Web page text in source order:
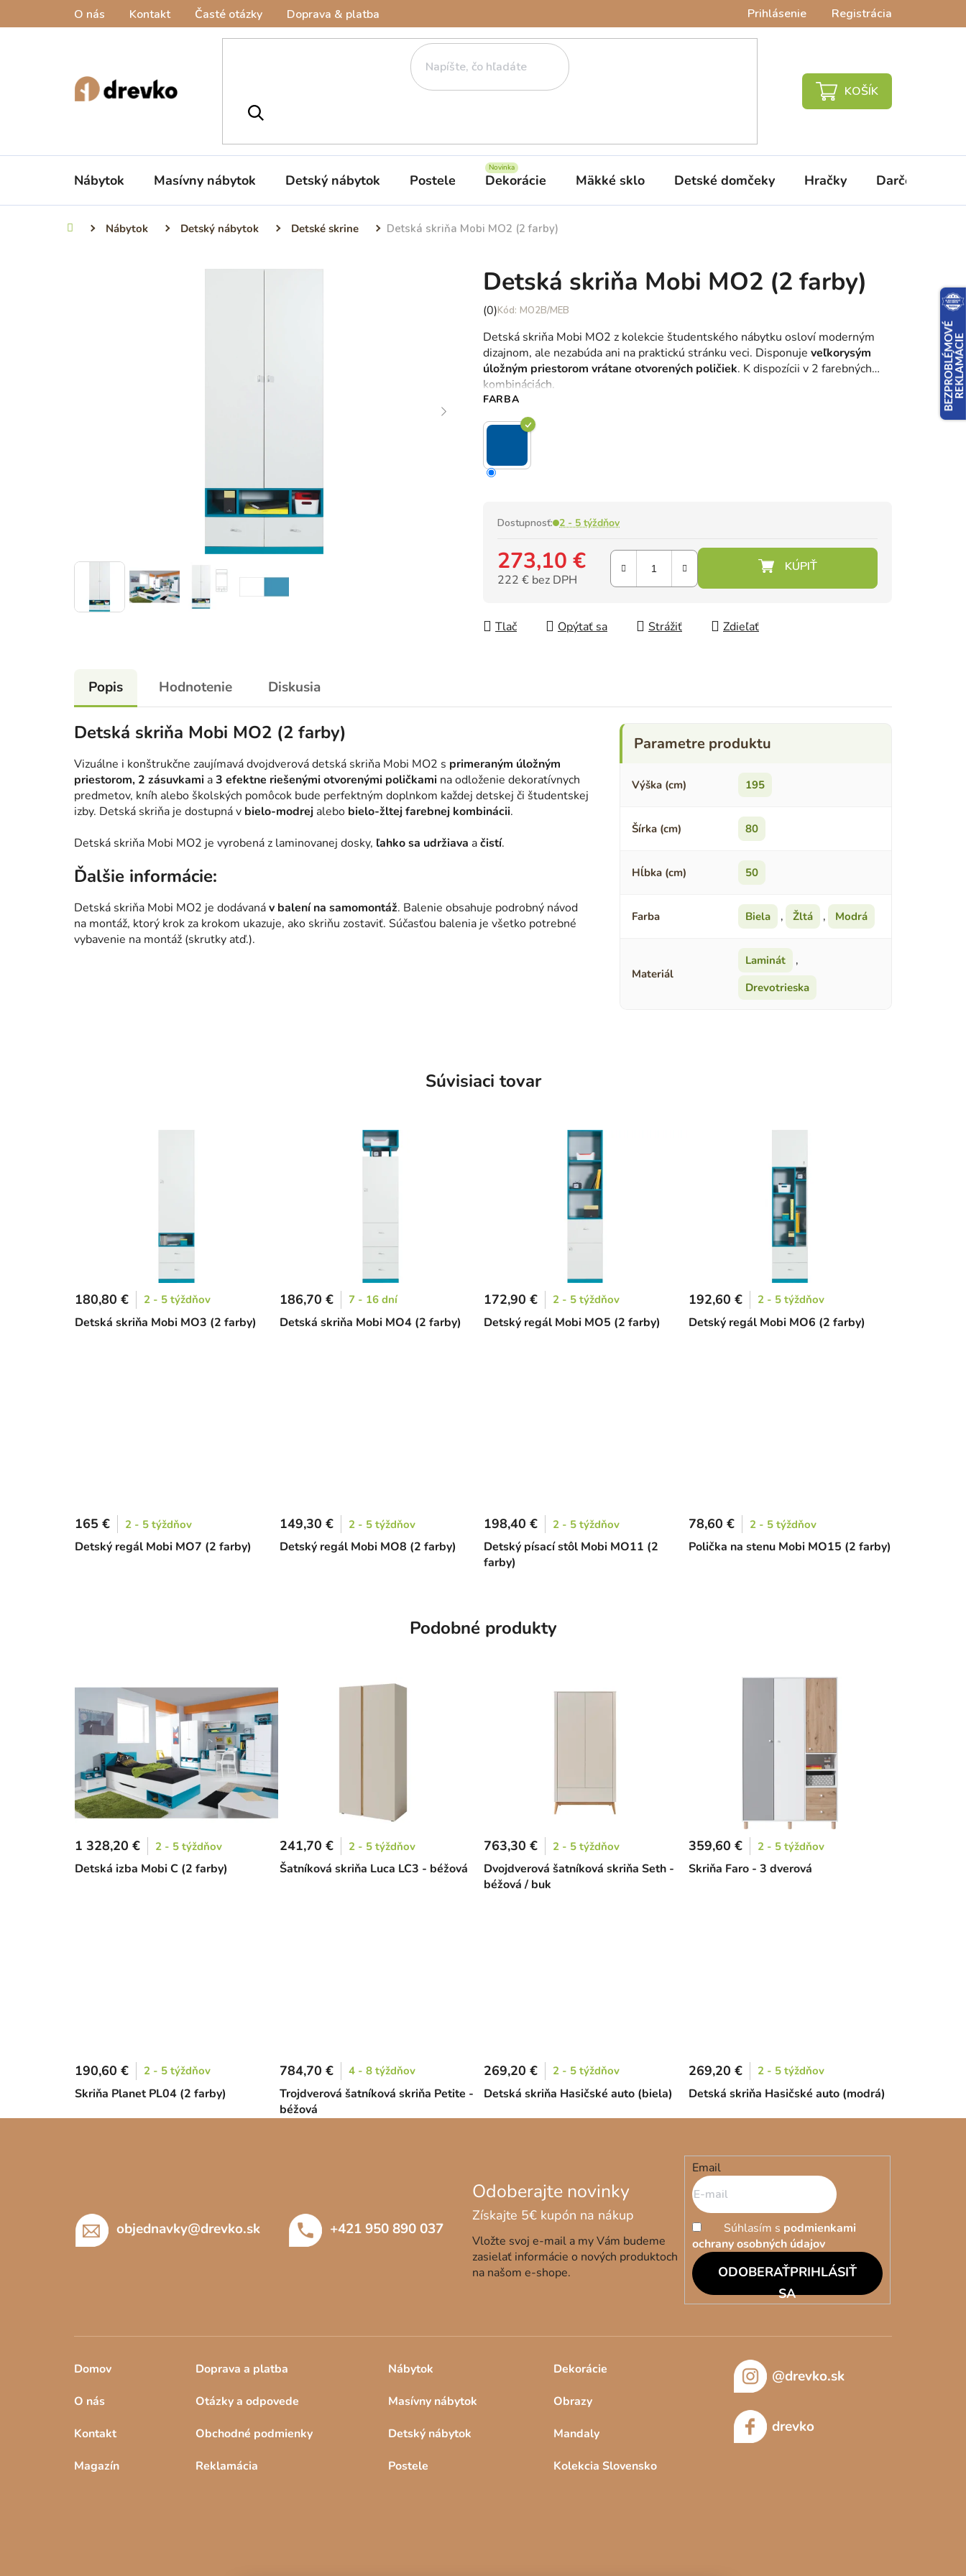
O nás Kontakt Časté otázky Doprava & platba Prihlásenie Registrácia
NÁKUPNÝ
Nábytok Masívny nábytok Detský nábytok Postele Dekorácie Mäkké sklo Detské domčeky Hračky Darčeky
Domov Nábytok Detský nábytok Detské skrine Detská skriňa Mobi MO2 (2 farby)
Detská skriňa Mobi MO2 (2 farby)
Priemerné
produktu
je
0,0
z
5
hviezdičiek.
(0) MO2B/MEB
Detská skriňa Mobi MO2 z kolekcie študentského nábytku osloví moderným
dizajnom, ale nezabúda ani na praktickú stránku veci. Disponuje veľkorysým
úložným priestorom vrátane otvorených poličiek. K dispozícii v 2 farebných
kombináciách.
FARBA
Dostupnosť: 2 - 5 týždňov
273,10 €
222 € bez DPH
Tlač
Opýtať sa Strážiť Zdieľať
Popis Hodnotenie Diskusia
Detská skriňa Mobi MO2 (2 farby)
Vizuálne i konštrukčne zaujímavá dvojdverová detská skriňa Mobi MO2 s primeraným úložným
priestorom, 2 zásuvkami a3 efektne riešenými otvorenými poličkami na odloženie dekoratívnych
predmetov, kníh alebo školských pomôcok bude perfektným doplnkom každej detskej či študentskej
izby. Detská skriňa je dostupná v bielo-modrej alebo bielo-žltej farebnej kombinácii.
Detská skriňa Mobi MO2 je vyrobená z laminovanej dosky, ľahko sa udržiava ačistí.
Ďalšie informácie:
Detská skriňa Mobi MO2 je dodávanáv balení na samomontáž. Balenie obsahuje podrobný návod
na montáž, ktorý krok za krokom ukazuje, ako skriňu zostaviť. Súčasťou balenia je všetko potrebné
vybavenie na montáž (skrutky atď.).
Výška (cm) 195
Šírka (cm) 80
Hĺbka (cm) 50
Farba Biela , Žltá , Modrá
Materiál
Laminát
,
Drevotrieska
Súvisiaci tovar
Detská skriňa Mobi MO3 (2 farby)
180,80 € 2 - 5 týždňov
Detská skriňa Mobi MO4 (2 farby)
186,70 € 7 - 16 dní
Detský regál Mobi MO5 (2 farby)
172,90 € 2 - 5 týždňov
Detský regál Mobi MO6 (2 farby)
192,60 € 2 - 5 týždňov
Detský regál Mobi MO7 (2 farby)
165 € 2 - 5 týždňov
Detský regál Mobi MO8 (2 farby)
149,30 € 2 - 5 týždňov
Detský písací stôl Mobi MO11 (2
farby)
198,40 € 2 - 5 týždňov
Polička na stenu Mobi MO15 (2 farby)
78,60 € 2 - 5 týždňov
Podobné produkty
Detská izba Mobi C (2 farby)
1 328,20 € 2 - 5 týždňov
Šatníková skriňa Luca LC3 - béžová
241,70 € 2 - 5 týždňov
Dvojdverová šatníková skriňa Seth -
béžová / buk
763,30 € 2 - 5 týždňov
Skriňa Faro - 3 dverová
359,60 € 2 - 5 týždňov
Skriňa Planet PL04 (2 farby)
190,60 € 2 - 5 týždňov
Trojdverová šatníková skriňa Petite -
béžová
784,70 € 4 - 8 týždňov
Detská skriňa Hasičské auto (biela)
269,20 € 2 - 5 týždňov
Detská skriňa Hasičské auto (modrá)
269,20 € 2 - 5 týždňov
objednavky@drevko.sk +421 950 890 037
Vložte svoj e-mail a my Vám budeme
zasielať informácie o nových produktoch
na našom e-shope.
Email
Súhlasím s podmienkami
ochrany osobných údajov
PRIHLÁSIŤ
SA
Domov
O nás
Kontakt
Magazín
Doprava a platba
Otázky a odpovede
Obchodné podmienky
Reklamácia
Nábytok
Masívny nábytok
Detský nábytok
Postele
Dekorácie
Obrazy
Mandaly
Kolekcia Slovensko
@drevko.sk
drevko